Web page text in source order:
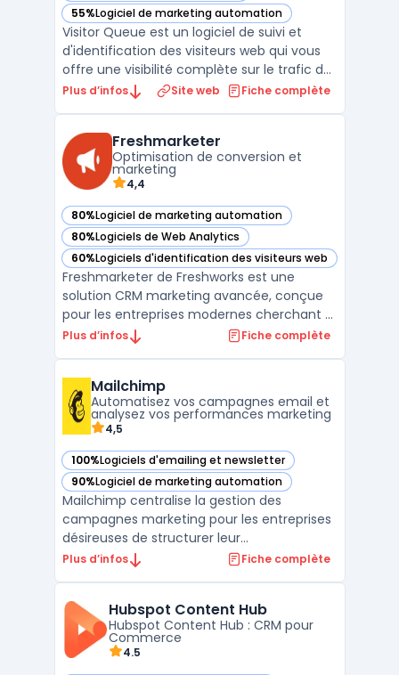
55%Logiciel de marketing automation
— voir Visitor Queue dans cette catégorie
Visitor Queue est un logiciel de suivi et
d'identification des visiteurs web qui vous
offre une visibilité complète sur le trafic de
votre site internet. Grâce à des
suivre en temps réel les parcours
utilisateurs, les page ...
Plus d’infos Site web Fiche complète
Freshmarketer
Optimisation de conversion et
marketing
4,4
80%Logiciel de marketing automation
— voir Freshmarketer dans cette catégorie
80%Logiciels de Web Analytics
— voir Freshmarketer dans cette catégorie
60%Logiciels d'identification des visiteurs web
— voir Freshmarketer dans cette catégorie
Freshmarketer de Freshworks est une
solution CRM marketing avancée, conçue
pour les entreprises modernes cherchant à
optimiser leurs stratégies de marketing
automatiser les campagnes marketing,
permettant ainsi une gestion ...
Plus d’infos Fiche complète
Mailchimp
Automatisez vos campagnes email et
analysez vos performances marketing
4,5
100%Logiciels d'emailing et newsletter
— voir Mailchimp dans cette catégorie
90%Logiciel de marketing automation
— voir Mailchimp dans cette catégorie
Mailchimp centralise la gestion des
campagnes marketing pour les entreprises
désireuses de structurer leur
communication et d’automatiser leurs
grande échelle, Mailchimp cible les sociétés
recherchant un outil pour gé ...
Plus d’infos Fiche complète
Hubspot Content Hub
Hubspot Content Hub : CRM pour
Commerce
4.5